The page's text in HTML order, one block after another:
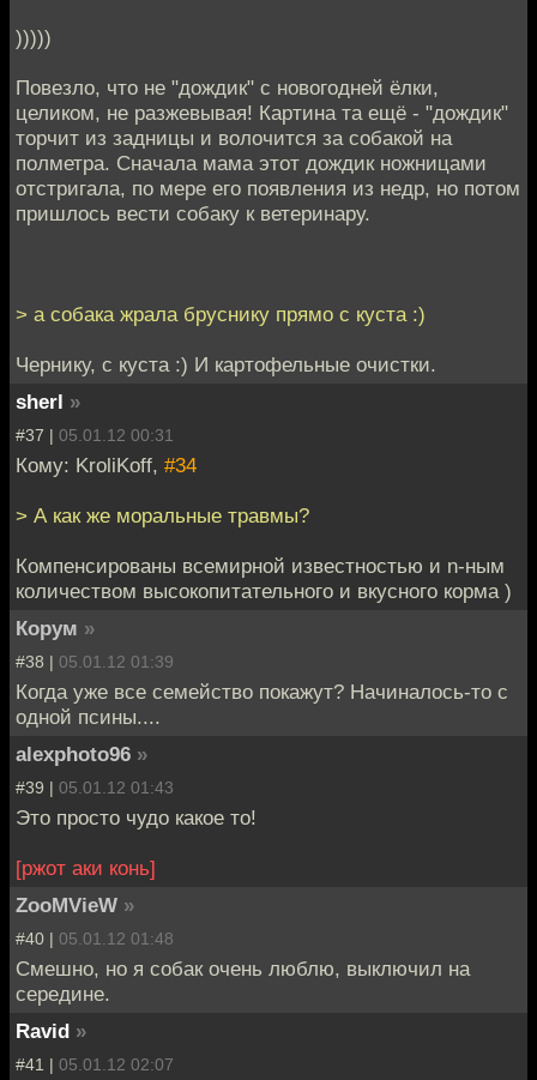
)))))
Повезло, что не "дождик" с новогодней ёлки,
целиком, не разжевывая! Картина та ещё - "дождик"
торчит из задницы и волочится за собакой на
полметра. Сначала мама этот дождик ножницами
отстригала, по мере его появления из недр, но потом
пришлось вести собаку к ветеринару.
> а собака жрала бруснику прямо с куста :)
Чернику, с куста :) И картофельные очистки.
sherl »
#37 | 05.01.12 00:31
Кому: KroliKoff, #34
> А как же моральные травмы?
Компенсированы всемирной известностью и n-ным
количеством высокопитательного и вкусного корма )
Корум »
#38 | 05.01.12 01:39
Когда уже все семейство покажут? Начиналось-то с
одной псины....
alexphoto96 »
#39 | 05.01.12 01:43
Это просто чудо какое то!
[ржот аки конь]
ZooMVieW »
#40 | 05.01.12 01:48
Смешно, но я собак очень люблю, выключил на
середине.
Ravid »
#41 | 05.01.12 02:07